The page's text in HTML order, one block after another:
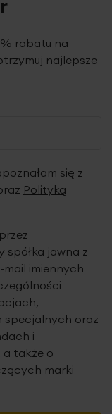
rabatu na
najlepsze
się z
Polityką
spółka jawna z
mail imiennych
specjalnych oraz
i
także o
marki